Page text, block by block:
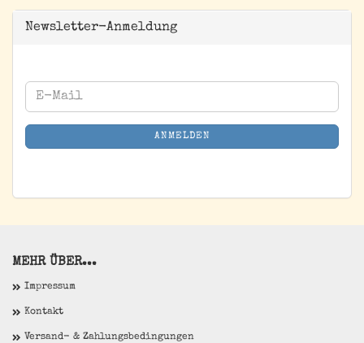
Newsletter-Anmeldung
WEITER
ZUR
NEWSLETTER-
ANMELDUNG
E-
Mail
ANMELDEN
MEHR ÜBER...
Impressum
Kontakt
Versand- & Zahlungsbedingungen